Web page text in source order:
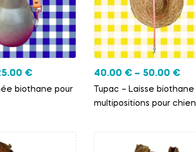
€
biothane pour
40.00 € – 50.00 €
Tupac – Laisse biothane
multipositions pour chien